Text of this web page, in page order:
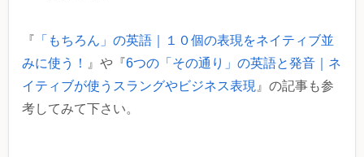
『 「もちろん」の英語｜１０個の表現をネイティブ並
みに使う！
』や『6つの「その通り」の英語と発音｜ネ
イティブが使うスラングやビジネス表現 』の記事も参
考してみて下さい。